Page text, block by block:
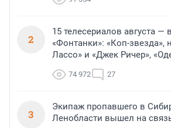
2
15 телесериалов августа —
«Фонтанки»: «Коп-звезда»,
Лассо» и «Джек Ричер»,
74 972 27
3
Экипаж пропавшего в
Ленобласти вышел на